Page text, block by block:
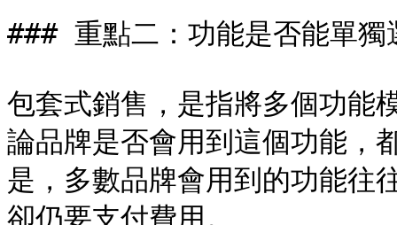
### 重點二：功能是否能單獨
包套式銷售，是指將多個功能
論品牌是否會用到這個功能，
是，多數品牌會用到的功能往
卻仍要支付費用。